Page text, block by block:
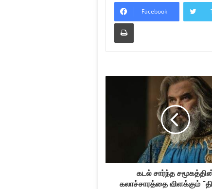
Facebook
Print
கடல் சார்ந்த
கலாச்சாரத்தை விளக்கும்